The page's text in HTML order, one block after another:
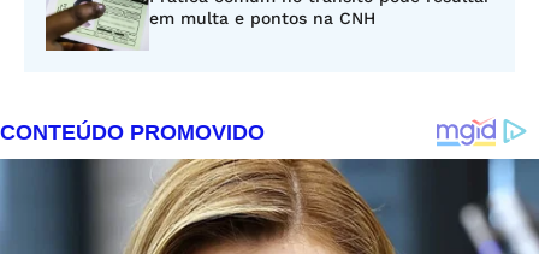
em multa e pontos na CNH